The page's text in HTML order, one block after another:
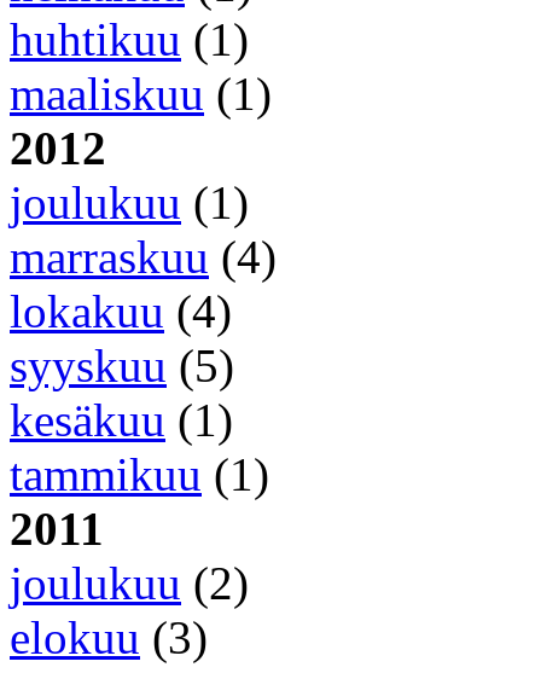
huhtikuu (1)
maaliskuu (1)
2012
joulukuu (1)
marraskuu (4)
lokakuu (4)
syyskuu (5)
kesäkuu (1)
tammikuu (1)
2011
joulukuu (2)
elokuu (3)